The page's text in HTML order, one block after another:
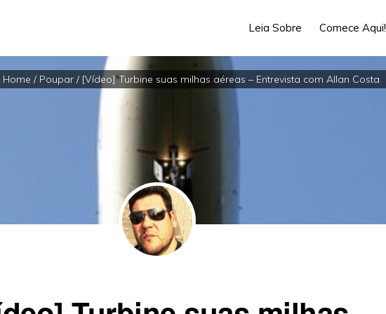
Leia Sobre Comece Aqui!
Home / Poupar / [Vídeo] Turbine suas milhas aéreas – Entrevista com Allan Costa